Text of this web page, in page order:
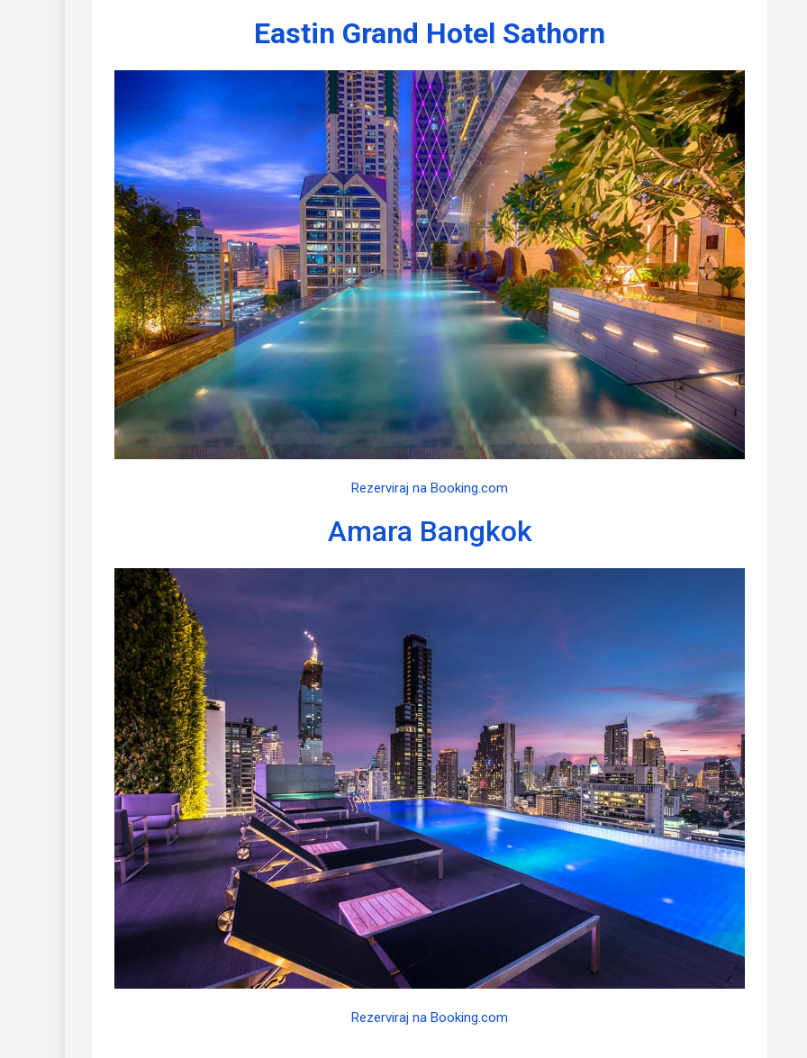
Eastin Grand Hotel Sathorn
Rezerviraj na Booking.com
Amara Bangkok
Rezerviraj na Booking.com